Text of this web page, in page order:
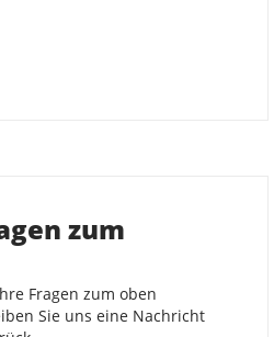
zum
Fragen zum oben
Sie uns eine Nachricht